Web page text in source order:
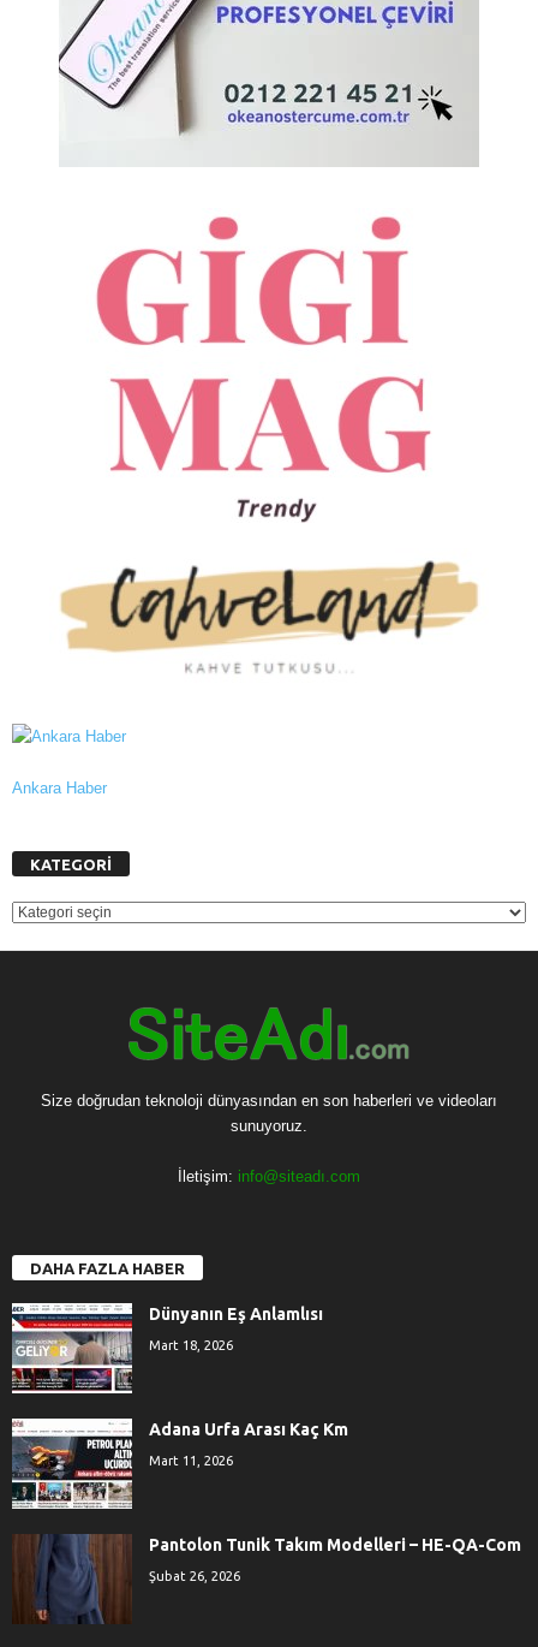
Ankara Haber
KATEGORİ
KATEGORİ
Size doğrudan teknoloji dünyasından en son haberleri ve videoları
sunuyoruz.
İletişim: info@siteadı.com
DAHA FAZLA HABER
Dünyanın Eş Anlamlısı
Mart 18, 2026
Adana Urfa Arası Kaç Km
Mart 11, 2026
Pantolon Tunik Takım Modelleri – HE-QA-Com
Şubat 26, 2026